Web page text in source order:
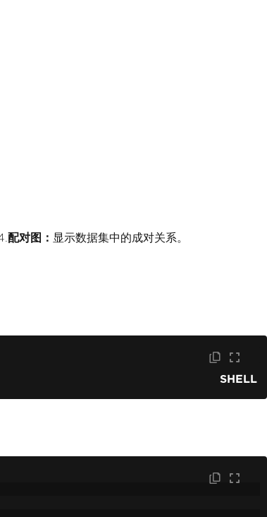
配对图： 显示数据集中的成对关系。
SHELL